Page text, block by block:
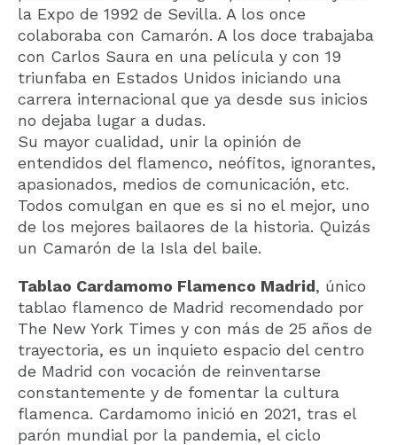
la Expo de 1992 de Sevilla. A los once
colaboraba con Camarón. A los doce trabajaba
con Carlos Saura en una película y con 19
triunfaba en Estados Unidos iniciando una
carrera internacional que ya desde sus inicios
no dejaba lugar a dudas.
Su mayor cualidad, unir la opinión de
entendidos del flamenco, neófitos, ignorantes,
apasionados, medios de comunicación, etc.
Todos comulgan en que es si no el mejor, uno
de los mejores bailaores de la historia. Quizás
un Camarón de la Isla del baile.
Tablao Cardamomo Flamenco Madrid, único
tablao flamenco de Madrid recomendado por
The New York Times y con más de 25 años de
trayectoria, es un inquieto espacio del centro
de Madrid con vocación de reinventarse
constantemente y de fomentar la cultura
flamenca. Cardamomo inició en 2021, tras el
parón mundial por la pandemia, el ciclo